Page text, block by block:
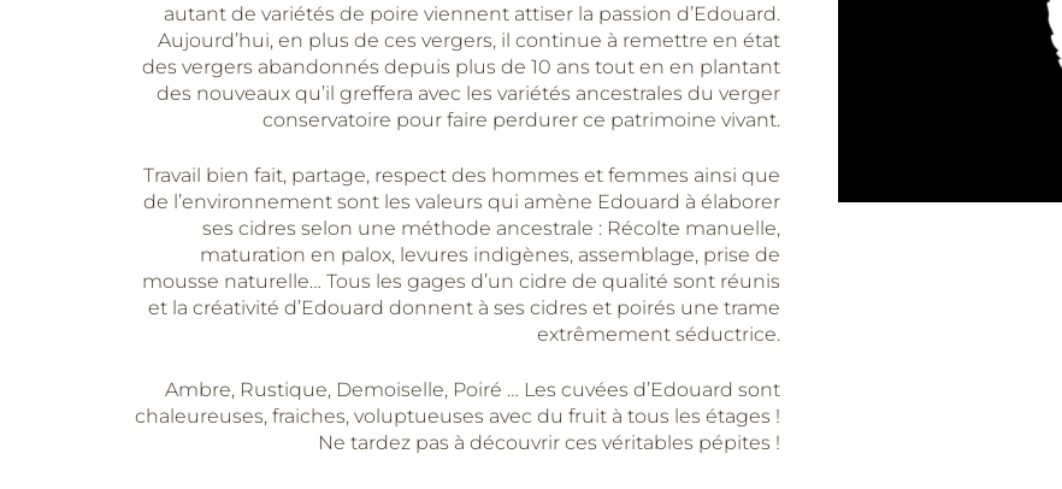
autant de variétés de poire viennent attiser la passion d’Edouard.
Aujourd’hui, en plus de ces vergers, il continue à remettre en état
des vergers abandonnés depuis plus de 10 ans tout en en plantant
des nouveaux qu’il greffera avec les variétés ancestrales du verger
conservatoire pour faire perdurer ce patrimoine vivant.
Travail bien fait, partage, respect des hommes et femmes ainsi que
de l’environnement sont les valeurs qui amène Edouard à élaborer
ses cidres selon une méthode ancestrale : Récolte manuelle,
maturation en palox, levures indigènes, assemblage, prise de
mousse naturelle… Tous les gages d’un cidre de qualité sont réunis
et la créativité d’Edouard donnent à ses cidres et poirés une trame
extrêmement séductrice.
Ambre, Rustique, Demoiselle, Poiré … Les cuvées d’Edouard sont
chaleureuses, fraiches, voluptueuses avec du fruit à tous les étages !
Ne tardez pas à découvrir ces véritables pépites !